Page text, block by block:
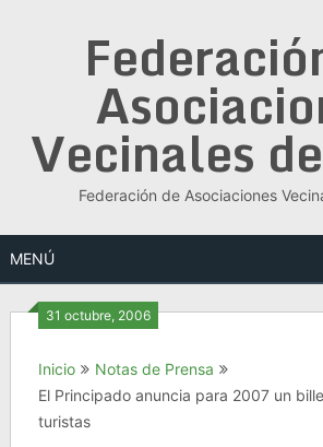
Vecinales
Federación de Asociaciones
MENÚ
31 octubre, 2006
Inicio
Notas de Prensa
El Principado anuncia para 2007 un
turistas